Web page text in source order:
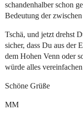
schandenhalber schon
Bedeutung der
Tschä, und jetzt drehst
sicher, dass Du aus der
dem Hohen Venn oder
würde alles
Schöne Grüße
MM